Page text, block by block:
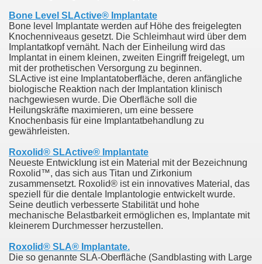
Bone Level SLActive® Implantate
Bone level Implantate werden auf Höhe des freigelegten
Knochenniveaus gesetzt. Die Schleimhaut wird über dem
Implantatkopf vernäht. Nach der Einheilung wird das
Implantat in einem kleinen, zweiten Eingriff freigelegt, um
mit der prothetischen Versorgung zu beginnen.
SLActive ist eine Implantatoberfläche, deren anfängliche
biologische Reaktion nach der Implantation klinisch
nachgewiesen wurde. Die Oberfläche soll die
Heilungskräfte maximieren, um eine bessere
Knochenbasis für eine Implantatbehandlung zu
gewährleisten.
Roxolid® SLActive® Implantate
Neueste Entwicklung ist ein Material mit der Bezeichnung
Roxolid™, das sich aus Titan und Zirkonium
zusammensetzt. Roxolid® ist ein innovatives Material, das
speziell für die dentale Implantologie entwickelt wurde.
Seine deutlich verbesserte Stabilität und hohe
mechanische Belastbarkeit ermöglichen es, Implantate mit
kleinerem Durchmesser herzustellen.
Roxolid® SLA® Implantate.
Die so genannte SLA-Oberfläche (Sandblasting with Large